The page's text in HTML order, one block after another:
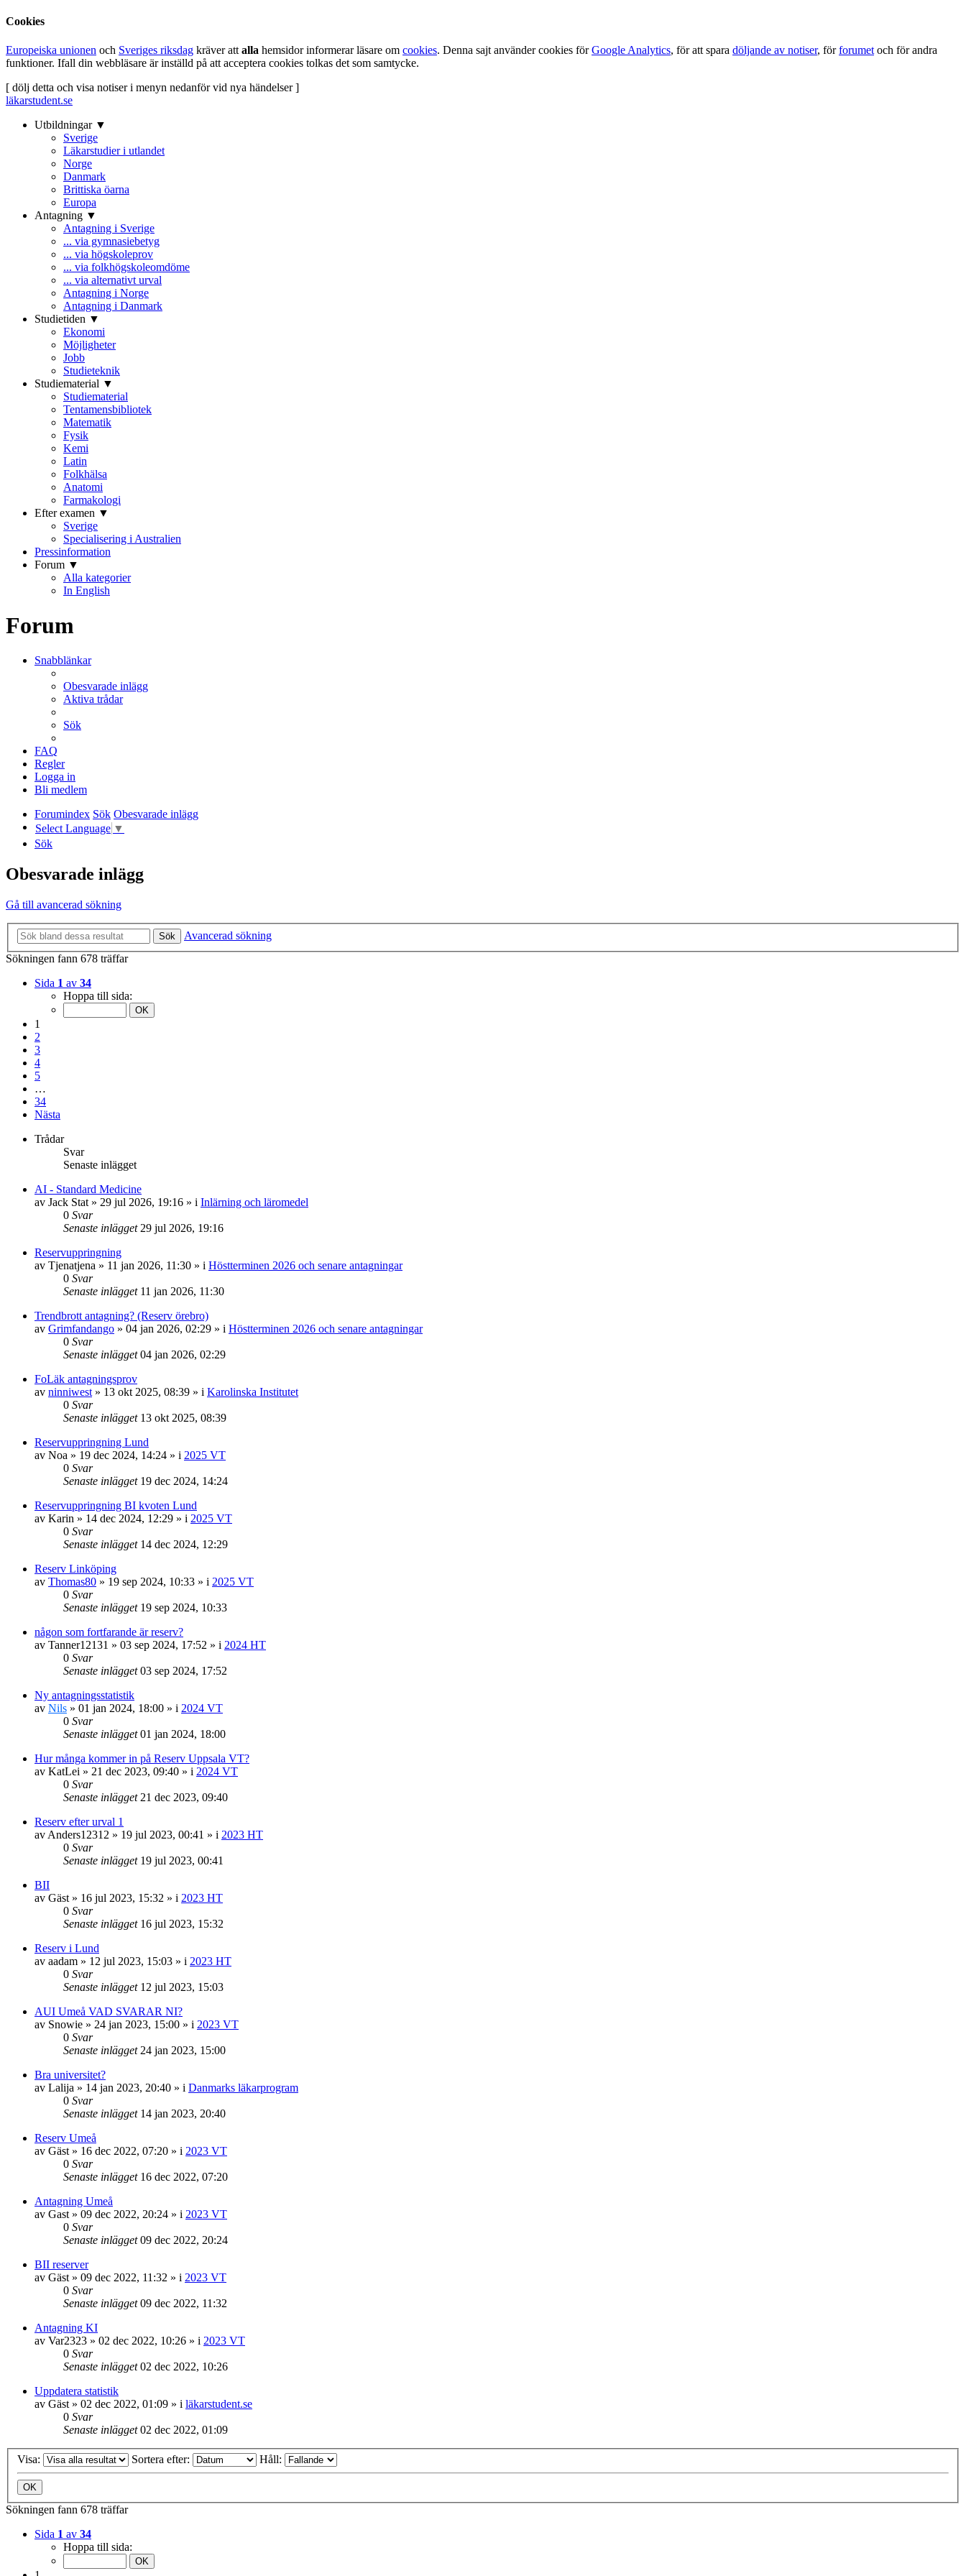
Cookies
Europeiska unionen och Sveriges riksdag kräver att alla hemsidor informerar läsare om cookies. Denna sajt använder cookies förGoogle Analytics, för att spara döljande av notiser, förforumet och för andra
funktioner. Ifall din webbläsare är inställd på att acceptera cookies tolkas det som samtycke.
[ dölj detta och visa notiser i menyn nedanför vid nya händelser ]
läkarstudent.se
Utbildningar ▼
Sverige
Läkarstudier i utlandet
Norge
Danmark
Brittiska öarna
Europa
Antagning ▼
Antagning i Sverige
... via gymnasiebetyg
... via högskoleprov
... via folkhögskoleomdöme
... via alternativt urval
Antagning i Norge
Antagning i Danmark
Studietiden ▼
Ekonomi
Möjligheter
Jobb
Studieteknik
Studiematerial ▼
Studiematerial
Tentamensbibliotek
Matematik
Fysik
Kemi
Latin
Folkhälsa
Anatomi
Farmakologi
Efter examen ▼
Sverige
Specialisering i Australien
Pressinformation
Forum ▼
Alla kategorier
In English
Forum
Snabblänkar
Obesvarade inlägg
Aktiva trådar
Sök
FAQ
Regler
Logga in
Bli medlem
Forumindex Sök Obesvarade inlägg
Select Language ▼
Sök
Obesvarade inlägg
Gå till avancerad sökning
Sök
Avancerad sökning
Sökningen fann 678 träffar
Sida 1 av 34
Hoppa till sida:
1
2
3
4
5
…
34
Nästa
Trådar
Svar
Senaste inlägget
AI - Standard Medicine
av Jack Stat » 29 jul 2026, 19:16 » i Inlärning och läromedel
0 Svar
Senaste inlägget 29 jul 2026, 19:16
Reservuppringning
av Tjenatjena » 11 jan 2026, 11:30 » i Höstterminen 2026 och senare antagningar
0 Svar
Senaste inlägget 11 jan 2026, 11:30
Trendbrott antagning? (Reserv örebro)
av Grimfandango » 04 jan 2026, 02:29 » i Höstterminen 2026 och senare antagningar
0 Svar
Senaste inlägget04 jan 2026, 02:29
FoLäk antagningsprov
av ninniwest » 13 okt 2025, 08:39 » i Karolinska Institutet
0 Svar
Senaste inlägget 13 okt 2025, 08:39
Reservuppringning Lund
av Noa » 19 dec 2024, 14:24 » i 2025 VT
0 Svar
Senaste inlägget 19 dec 2024, 14:24
Reservuppringning BI kvoten Lund
av Karin » 14 dec 2024, 12:29 » i 2025 VT
0 Svar
Senaste inlägget 14 dec 2024, 12:29
Reserv Linköping
av Thomas80 » 19 sep 2024, 10:33 » i 2025 VT
0 Svar
Senaste inlägget 19 sep 2024, 10:33
någon som fortfarande är reserv?
av Tanner12131 » 03 sep 2024, 17:52 » i 2024 HT
0 Svar
Senaste inlägget03 sep 2024, 17:52
Ny antagningsstatistik
av Nils » 01 jan 2024, 18:00 » i 2024 VT
0 Svar
Senaste inlägget01 jan 2024, 18:00
Hur många kommer in på Reserv Uppsala VT?
av KatLei » 21 dec 2023, 09:40 » i 2024 VT
0 Svar
Senaste inlägget 21 dec 2023, 09:40
Reserv efter urval 1
av Anders12312 » 19 jul 2023, 00:41 » i 2023 HT
0 Svar
Senaste inlägget 19 jul 2023, 00:41
BII
av Gäst » 16 jul 2023, 15:32 » i 2023 HT
0 Svar
Senaste inlägget 16 jul 2023, 15:32
Reserv i Lund
av aadam » 12 jul 2023, 15:03 » i 2023 HT
0 Svar
Senaste inlägget 12 jul 2023, 15:03
AUI Umeå VAD SVARAR NI?
av Snowie » 24 jan 2023, 15:00 » i 2023 VT
0 Svar
Senaste inlägget 24 jan 2023, 15:00
Bra universitet?
av Lalija » 14 jan 2023, 20:40 » i Danmarks läkarprogram
0 Svar
Senaste inlägget 14 jan 2023, 20:40
Reserv Umeå
av Gäst » 16 dec 2022, 07:20 » i 2023 VT
0 Svar
Senaste inlägget 16 dec 2022, 07:20
Antagning Umeå
av Gast » 09 dec 2022, 20:24 » i 2023 VT
0 Svar
Senaste inlägget09 dec 2022, 20:24
BII reserver
av Gäst » 09 dec 2022, 11:32 » i 2023 VT
0 Svar
Senaste inlägget09 dec 2022, 11:32
Antagning KI
av Var2323 » 02 dec 2022, 10:26 » i 2023 VT
0 Svar
Senaste inlägget02 dec 2022, 10:26
Uppdatera statistik
av Gäst » 02 dec 2022, 01:09 » i läkarstudent.se
0 Svar
Senaste inlägget02 dec 2022, 01:09
Visa: Sortera efter: Håll:
Sökningen fann 678 träffar
Sida 1 av 34
Hoppa till sida: